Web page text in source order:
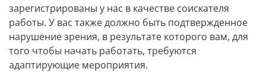
зарегистрированы у нас в качестве соискателя
работы. У вас также должно быть подтвержденное
нарушение зрения, в результате которого вам, для
того чтобы начать работать, требуются
адаптирующие мероприятия.